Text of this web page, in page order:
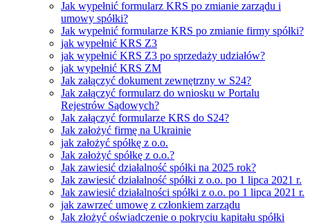
Jak wypełnić formularz KRS po zmianie zarządu i
umowy spółki?
Jak wypełnić formularze KRS po zmianie firmy spółki?
jak wypełnić KRS Z3
jak wypełnić KRS Z3 po sprzedaży udziałów?
jak wypełnić KRS ZM
Jak załączyć dokument zewnętrzny w S24?
Jak załączyć formularz do wniosku w Portalu
Rejestrów Sądowych?
Jak załączyć formularze KRS do S24?
Jak założyć firmę na Ukrainie
jak założyć spółkę z o.o.
Jak założyć spółkę z o.o.?
Jak zawiesić działalność spółki na 2025 rok?
Jak zawiesić działalność spółki z o.o. po 1 lipca 2021 r.
Jak zawiesić działalności spółki z o.o. po 1 lipca 2021 r.
jak zawrzeć umowę z członkiem zarządu
Jak złożyć oświadczenie o pokryciu kapitału spółki